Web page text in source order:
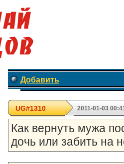
Добавить
UG#1310 2011-01-03
Как вернуть мужа
дочь или забить на